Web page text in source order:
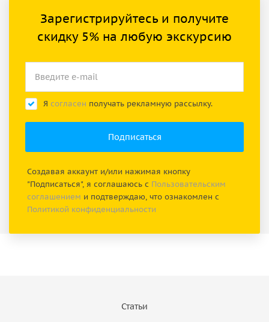
Зарегистрируйтесь и получите
скидку 5% на любую экскурсию
Я согласен получать рекламную рассылку.
Создавая аккаунт и/или нажимая кнопку
"Подписаться", я соглашаюсь с Пользовательским
соглашением и подтверждаю, что ознакомлен с
Политикой конфиденциальности
Статьи